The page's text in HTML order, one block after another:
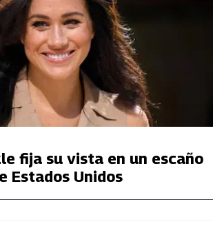
fija su vista en un escaño
Estados Unidos